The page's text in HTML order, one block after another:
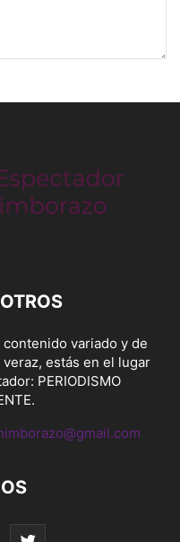
variado y de
estás en el lugar
PERIODISMO